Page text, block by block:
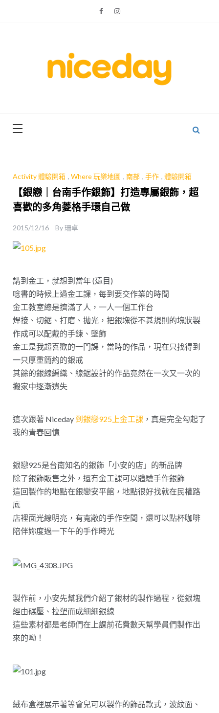
Activity 體驗開箱 ,Where 玩樂地圖 ,南部 ,手作 ,體驗開箱
【銀戀｜台南手作銀飾】打造專屬銀飾，超
喜歡的多角菱格手環自己做
2015/12/16 By珊卓
講到金工，就想到當年 (遠目)
唸書的時候上過金工課，每到要交作業的時間
金工教室總是擠滿了人，一人一個工作台
焊接、切鋸、打磨、拋光，把銀塊從不甚規則的塊狀製
作成可以配戴的手鍊、墜飾
金工是我超喜歡的一門課，當時的作品，現在只找得到
一只厚重簡約的銀戒
其餘的銀線編織、線鋸設計的作品竟然在一次又一次的
搬家中逐漸遺失
這次跟著 Niceday 到銀戀925上金工課 ，真是完全勾起了
我的青春回憶
銀戀925是台南知名的銀飾「小安的店」的新品牌
除了銀飾販售之外，還有金工課可以體驗手作銀飾
這回製作的地點在銀戀安平館，地點很好找就在民權路
底
店裡面光線明亮，有寬敞的手作空間，還可以點杯咖啡
陪伴妳度過一下午的手作時光
製作前，小安先幫我們介紹了銀材的製作過程，從銀塊
經由碾壓、拉塑而成細細銀線
這些素材都是老師們在上課前花費數天幫學員們製作出
來的呦！
絨布盒裡展示著等會兒可以製作的飾品款式，波紋面、